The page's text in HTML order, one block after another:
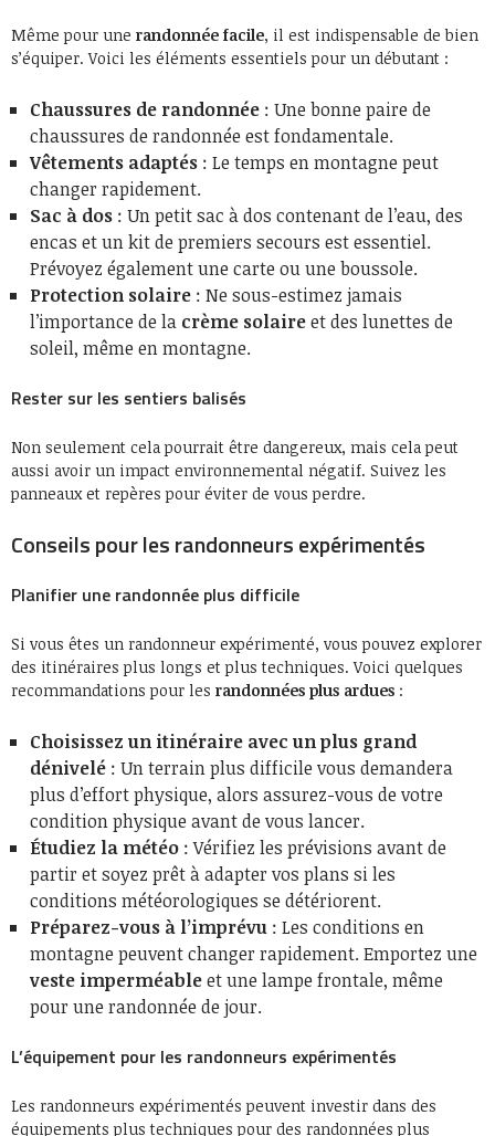
Même pour une randonnée facile, il est indispensable de bien
s’équiper. Voici les éléments essentiels pour un débutant :
Chaussures de randonnée : Une bonne paire de
chaussures de randonnée est fondamentale.
Vêtements adaptés : Le temps en montagne peut
changer rapidement.
Sac à dos : Un petit sac à dos contenant de l’eau, des
encas et un kit de premiers secours est essentiel.
Prévoyez également une carte ou une boussole.
Protection solaire : Ne sous-estimez jamais
l’importance de la crème solaireet des lunettes de
soleil, même en montagne.
Rester sur les sentiers balisés
Non seulement cela pourrait être dangereux, mais cela peut
aussi avoir un impact environnemental négatif. Suivez les
panneaux et repères pour éviter de vous perdre.
Conseils pour les randonneurs expérimentés
Planifier une randonnée plus difficile
Si vous êtes un randonneur expérimenté, vous pouvez explorer
des itinéraires plus longs et plus techniques. Voici quelques
recommandations pour les randonnées plus ardues :
Choisissez un itinéraire avec un plus grand
dénivelé : Un terrain plus difficile vous demandera
plus d’effort physique, alors assurez-vous de votre
condition physique avant de vous lancer.
Étudiez la météo : Vérifiez les prévisions avant de
partir et soyez prêt à adapter vos plans si les
conditions météorologiques se détériorent.
Préparez-vous à l’imprévu : Les conditions en
montagne peuvent changer rapidement. Emportez une
veste imperméableet une lampe frontale, même
pour une randonnée de jour.
L’équipement pour les randonneurs expérimentés
Les randonneurs expérimentés peuvent investir dans des
équipements plus techniques pour des randonnées plus